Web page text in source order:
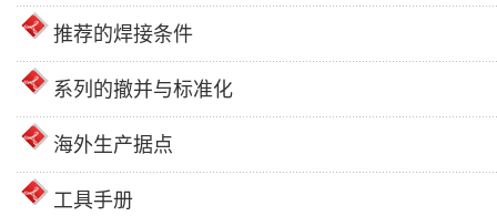
推荐的焊接条件
系列的撤并与标准化
海外生产据点
工具手册